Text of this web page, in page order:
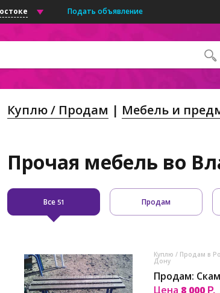
Подать объявление
Куплю / Продам Мебель и
Прочая мебель во
Все 51 Продам
Куплю / Продам в
Дону
Продам:
Цена 8 000 Р.